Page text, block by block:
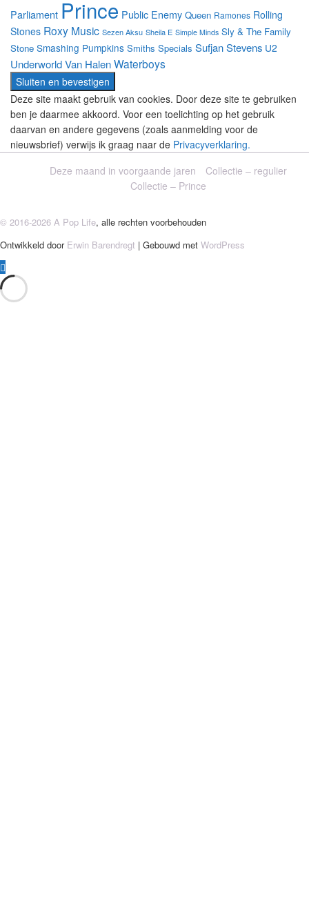
Parliament Prince Public Enemy Queen Ramones Rolling
Stones Roxy Music Sezen Aksu Sheila E Simple Minds Sly & The Family
Stone Smashing Pumpkins Smiths Specials Sufjan Stevens U2
UnderworldVan HalenWaterboys
Deze site maakt gebruik van cookies. Door deze site te gebruiken
ben je daarmee akkoord. Voor een toelichting op het gebruik
daarvan en andere gegevens (zoals aanmelding voor de
nieuwsbrief) verwijs ik graag naar de Privacyverklaring.
Deze maand in voorgaande jaren
Collectie – regulier
Collectie – Prince
© 2016-2026 A Pop Life, alle rechten voorbehouden
Ontwikkeld door Erwin Barendregt | Gebouwd met WordPress